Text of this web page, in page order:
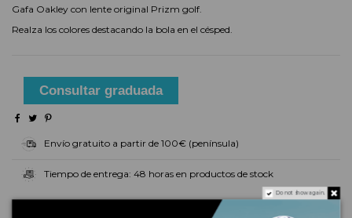
Gafa Oakley con lente original Prizm golf.
Realza los colores destacando la bola en el césped.
Consultar graduada
Envío gratuito a partir de 100€ (península)
Tiempo de entrega: 48 horas en productos de stock
Do not show again.